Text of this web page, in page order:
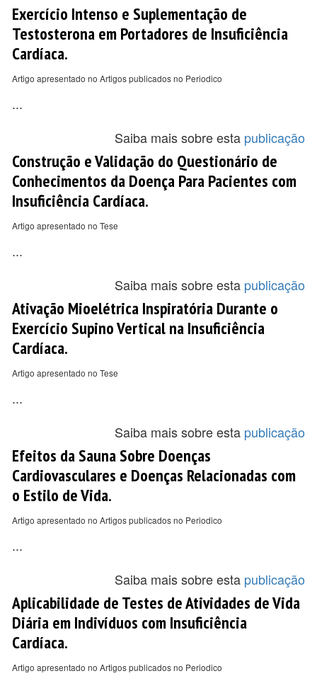
Exercício Intenso e Suplementação de
Testosterona em Portadores de Insuficiência
Cardíaca.
Artigo apresentado no Artigos publicados no Periodico
...
Saiba mais sobre esta publicação
Construção e Validação do Questionário de
Conhecimentos da Doença Para Pacientes com
Insuficiência Cardíaca.
Artigo apresentado no Tese
...
Saiba mais sobre esta publicação
Ativação Mioelétrica Inspiratória Durante o
Exercício Supino Vertical na Insuficiência
Cardíaca.
Artigo apresentado no Tese
...
Saiba mais sobre esta publicação
Efeitos da Sauna Sobre Doenças
Cardiovasculares e Doenças Relacionadas com
o Estilo de Vida.
Artigo apresentado no Artigos publicados no Periodico
...
Saiba mais sobre esta publicação
Aplicabilidade de Testes de Atividades de Vida
Diária em Indivíduos com Insuficiência
Cardíaca.
Artigo apresentado no Artigos publicados no Periodico